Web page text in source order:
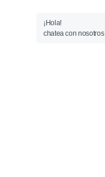
¡Hola!
chatea con nosotros